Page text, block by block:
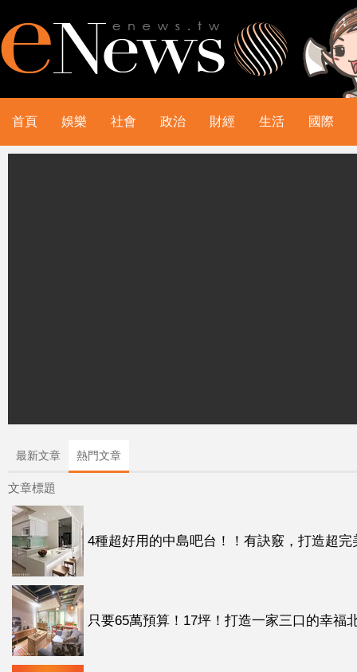
首頁 娛樂 社會 政治 財經 生活 國際
最新文章 熱門文章
文章標題
4種超好用的中島吧台！！有訣竅，打造超
只要65萬預算！17坪！打造一家三口的幸福